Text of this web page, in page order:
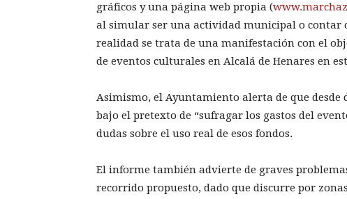
gráficos y una página web propia (
al simular ser una actividad municipal o contar
realidad se trata de una manifestación con el
de eventos culturales en Alcalá de Henares en
Asimismo, el Ayuntamiento alerta de que desde
bajo el pretexto de “sufragar los gastos del
dudas sobre el uso real de esos fondos.
El informe también advierte de graves
recorrido propuesto, dado que discurre por